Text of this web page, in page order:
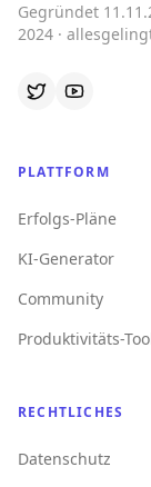
Gegründet
2024 ·
PLATTFORM
Erfolgs-Pläne
KI-Generator
Community
Produktivitäts-
RECHTLICHES
Datenschutz